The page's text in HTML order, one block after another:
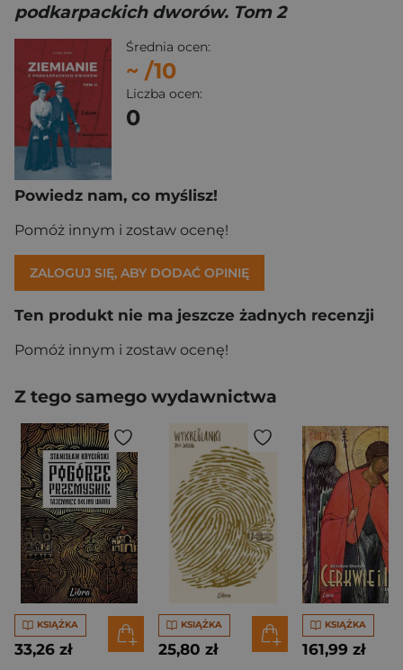
podkarpackich dworów. Tom 2
Średnia ocen:
~ /10
Liczba ocen:
0
Powiedz nam, co myślisz!
Pomóż innym i zostaw ocenę!
ZALOGUJ SIĘ, ABY DODAĆ OPINIĘ
Ten produkt nie ma jeszcze żadnych recenzji
Pomóż innym i zostaw ocenę!
Z tego samego wydawnictwa
KSIĄŻKA
33,26 zł
KSIĄŻKA
25,80 zł
KSIĄŻKA
161,99 zł